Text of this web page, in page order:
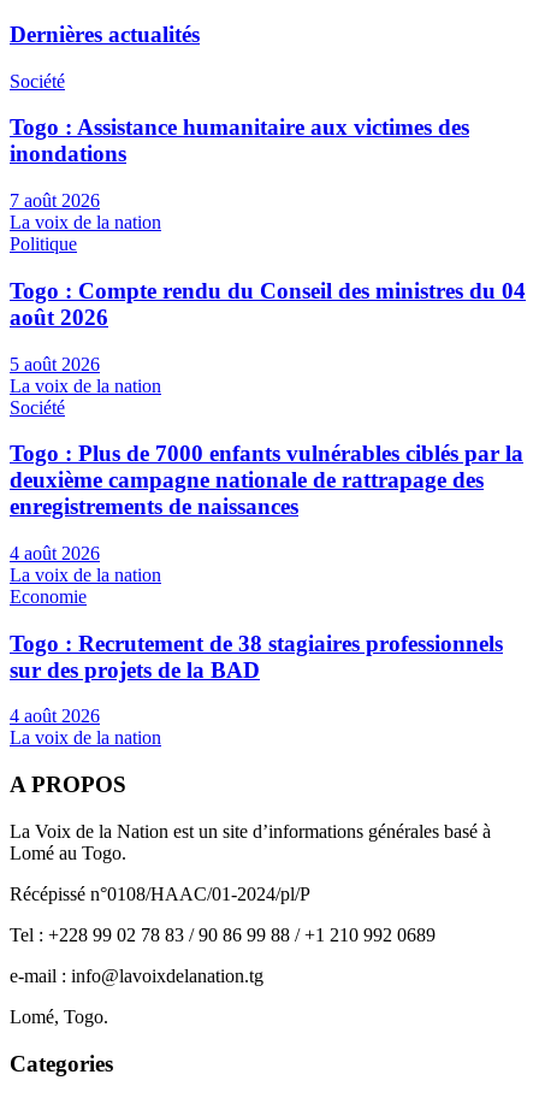
Dernières actualités
Société
Togo : Assistance humanitaire aux victimes des
inondations
7 août 2026
La voix de la nation
Politique
Togo : Compte rendu du Conseil des ministres du 04
août 2026
5 août 2026
La voix de la nation
Société
Togo : Plus de 7000 enfants vulnérables ciblés par la
deuxième campagne nationale de rattrapage des
enregistrements de naissances
4 août 2026
La voix de la nation
Economie
Togo : Recrutement de 38 stagiaires professionnels
sur des projets de la BAD
4 août 2026
La voix de la nation
A PROPOS
La Voix de la Nation est un site d’informations générales basé à
Lomé au Togo.
Récépissé n°0108/HAAC/01-2024/pl/P
Tel : +228 99 02 78 83 / 90 86 99 88 / +1 210 992 0689
e-mail : info@lavoixdelanation.tg
Lomé, Togo.
Categories